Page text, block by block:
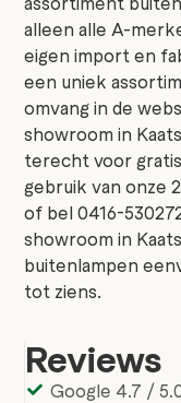
alleen alle A-
eigen import en
een uniek
omvang in de
showroom in
terecht voor
gebruik van onze
of bel 0416-
showroom in
buitenlampen
tot ziens.
Reviews
Google 4.7 /